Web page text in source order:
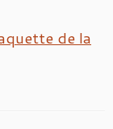
de la